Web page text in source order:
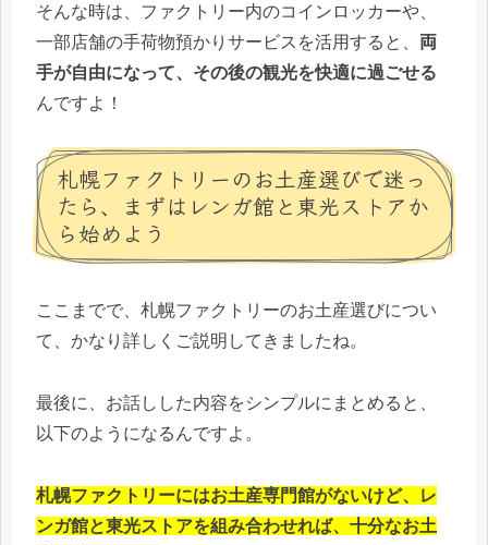
そんな時は、ファクトリー内のコインロッカーや、
一部店舗の手荷物預かりサービスを活用すると、 両
手が自由になって、その後の観光を快適に過ごせる
んですよ！
札幌ファクトリーのお土産選びで迷っ
たら、まずはレンガ館と東光ストアか
ら始めよう
ここまでで、札幌ファクトリーのお土産選びについ
て、かなり詳しくご説明してきましたね。
最後に、お話しした内容をシンプルにまとめると、
以下のようになるんですよ。
札幌ファクトリーにはお土産専門館がないけど、レ
ンガ館と東光ストアを組み合わせれば、十分なお土